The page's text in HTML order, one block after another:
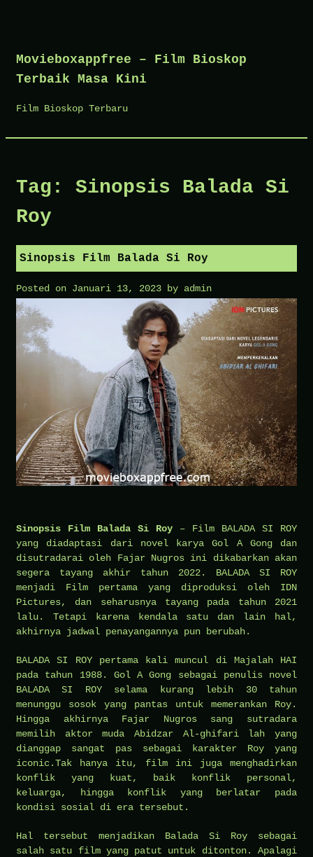
content
Movieboxappfree – Film Bioskop
Terbaik Masa Kini
Film Bioskop Terbaru
Tag: Sinopsis Balada Si
Roy
Sinopsis Film Balada Si Roy
Posted on Januari 13, 2023 by admin
Sinopsis Film Balada Si Roy – Film BALADA SI ROY
yang diadaptasi dari novel karya Gol A Gong dan
disutradarai oleh Fajar Nugros ini dikabarkan akan
segera tayang akhir tahun 2022. BALADA SI ROY
menjadi Film pertama yang diproduksi oleh IDN
Pictures, dan seharusnya tayang pada tahun 2021
lalu. Tetapi karena kendala satu dan lain hal,
akhirnya jadwal penayangannya pun berubah.
BALADA SI ROY pertama kali muncul di Majalah HAI
pada tahun 1988. Gol A Gong sebagai penulis novel
BALADA SI ROY selama kurang lebih 30 tahun
menunggu sosok yang pantas untuk memerankan Roy.
Hingga akhirnya Fajar Nugros sang sutradara
memilih aktor muda Abidzar Al-ghifari lah yang
dianggap sangat pas sebagai karakter Roy yang
iconic.Tak hanya itu, film ini juga menghadirkan
konflik yang kuat, baik konflik personal,
keluarga, hingga konflik yang berlatar pada
kondisi sosial di era tersebut.
Hal tersebut menjadikan Balada Si Roy sebagai
salah satu film yang patut untuk ditonton. Apalagi